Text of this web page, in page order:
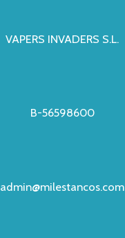
VAPERS INVADERS S.L.
B-56598600
admin@milestancos.com